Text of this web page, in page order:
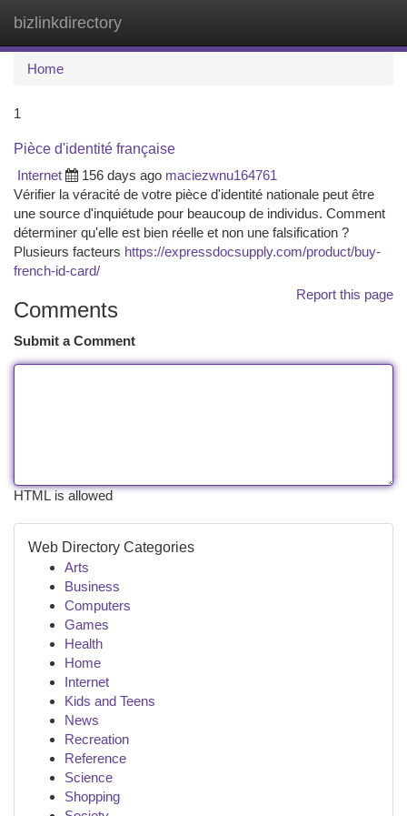
bizlinkdirectory
Home
1
Pièce d'identité française
Internet
156 days ago maciezwnu164761
Vérifier la véracité de votre pièce d'identité nationale peut être
une source d'inquiétude pour beaucoup de individus. Comment
déterminer qu'elle est bien réelle et non une falsification ?
Plusieurs facteurs https://expressdocsupply.com/product/buy-
french-id-card/
Report this page
Comments
Submit a Comment
HTML is allowed
Web Directory Categories
Arts
Business
Computers
Games
Health
Home
Internet
Kids and Teens
News
Recreation
Reference
Science
Shopping